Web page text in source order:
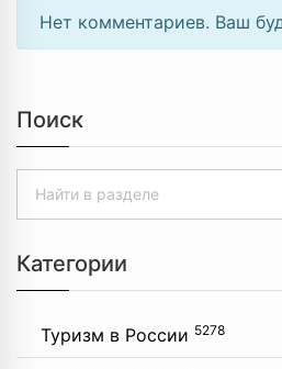
Нет комментариев. Ваш
Поиск
Категории
Туризм в России 5278